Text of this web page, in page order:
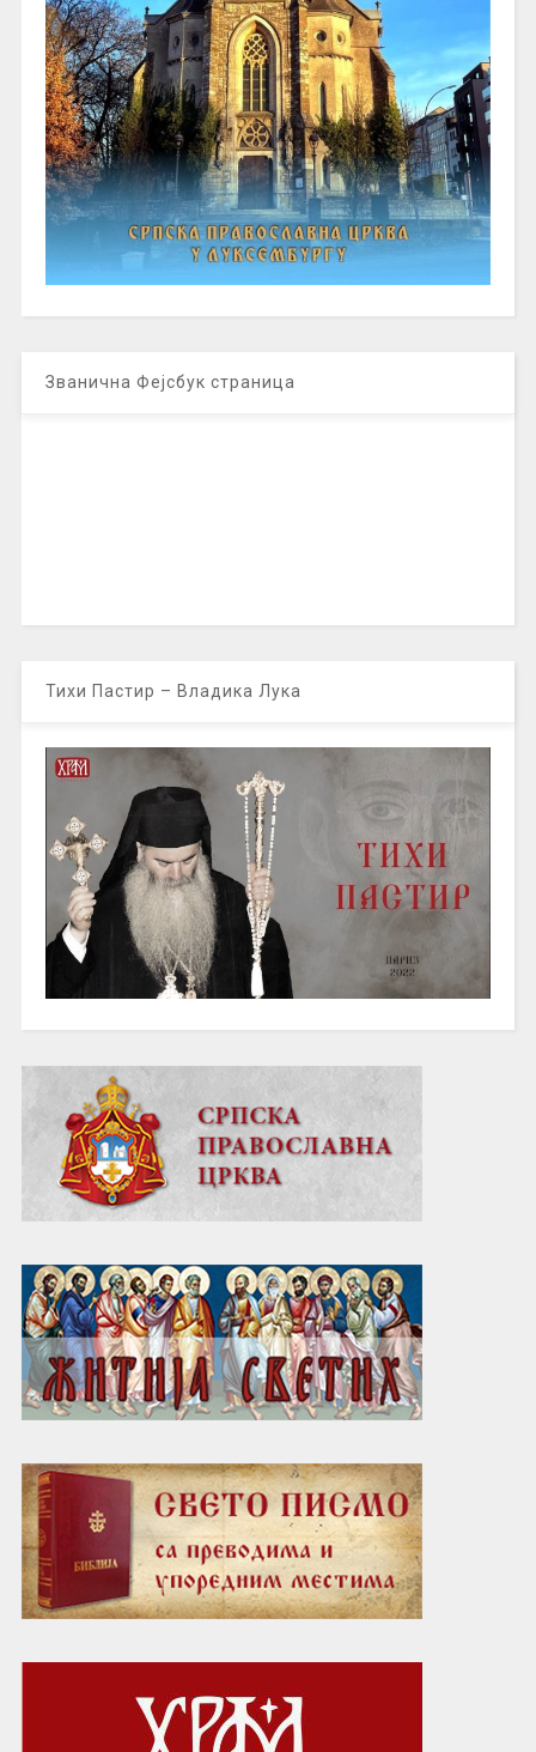
Званична Фејсбук страница
Тихи Пастир – Владика Лука